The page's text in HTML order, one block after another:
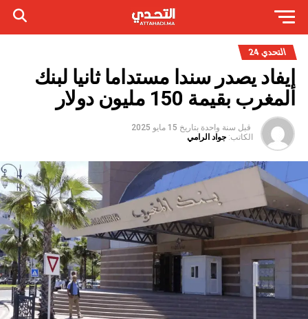
التحدي 24
إيفاد يصدر سندا مستداما ثانيا لبنك
المغرب بقيمة 150 مليون دولار
قبل سنة واحدة بتاريخ 15 مايو 2025
الكاتب: جواد الرامي